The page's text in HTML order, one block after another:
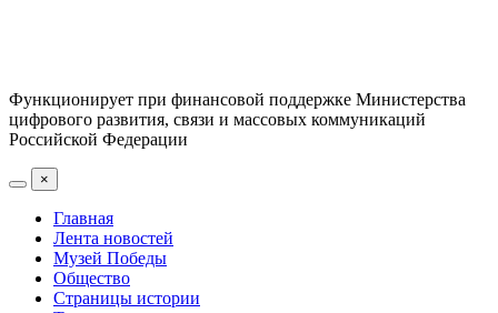
Функционирует при финансовой поддержке Министерства
цифрового развития, связи и массовых коммуникаций
Российской Федерации
×
Главная
Лента новостей
Музей Победы
Общество
Страницы истории